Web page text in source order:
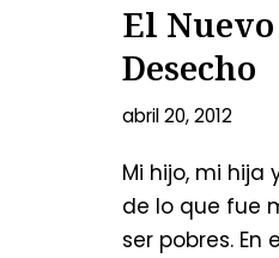
El
Desecho
abril 20, 2012
Mi hijo, mi hija
de lo que fue
ser pobres.